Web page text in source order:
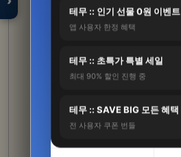
테무 :: 인기 선물 0원 이벤트
앱 사용자 한정 혜택
테무 :: 초특가 특별 세일
최대 90% 할인 진행 중
테무 :: SAVE BIG 모든 혜택
전 사용자 쿠폰 번들